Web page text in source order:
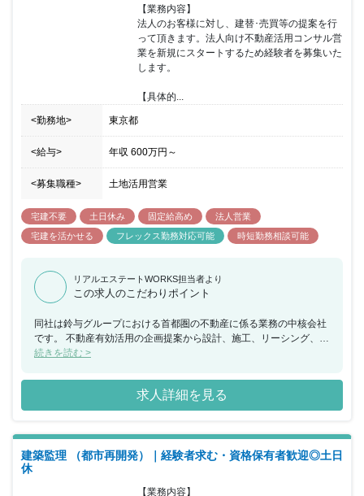
で昇格する為、年功的な考えはありません。 フレキシブルな勤務時
間の採用と営業地盤に直行し直帰する働き方を通して自身で仕事の
効率化を実現していただきます。 インセンティブは建築、売買に係
わらず利益に応じて支給され、上限はありませんので、かなりのモ
チベーションになると思います。
【業務内容】
法人のお客様に対し、建替･売買等の提案を行
って頂きます。法人向け不動産活用コンサル営
業を新規にスタートするため経験者を募集いた
します。
【具体的...
<勤務地> 東京都
<給与> 年収 600万円 ～
<募集職種> 土地活用営業
宅建不要 土日休み 固定給高め
法人営業
宅建を活かせる
フレックス勤務対応可能 時短勤務相談可能
リアルエステートWORKS担当者より
この求人のこだわりポイント
同社は鈴与グループにおける首都圏の不動産に係る業務の中核会社
です。 不動産有効活用の企画提案から設計、施工、リーシング、ビ
ル管理までを一貫して行い、その全てに営業担当としてかかわるこ
頼を得られる仕事で、会社の成長とともに社員個人としても成長で
きる会社です。 当ポジションについて、こちらは新規事業となりま
すが、同社は年齢や勤続年数に関係なく実力次第で昇格する為、年
盤に直行し直帰する働き方を通して自身で仕事の効率化を実現して
いただきます。 インセンティブは建築、売買に係わらず利益に応じ
続きを読む >
求人詳細を見る
建築監理 （都市再開発）｜経験者求む・資格保有者歓迎◎土日
休
【業務内容】